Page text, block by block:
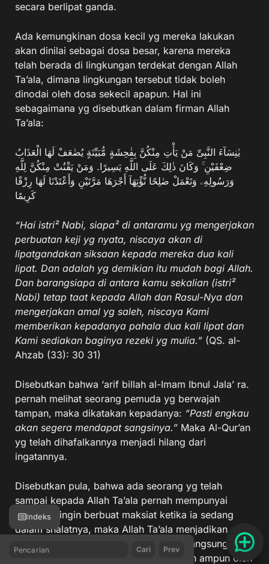
Cari Prev
secara berlipat ganda.
Ada kemungkinan dosa kecil yg mereka lakukan
akan dinilai sebagai dosa besar, karena mereka
telah berada di lingkungan terdekat dengan Allah
Ta’ala, dimana lingkungan tersebut tidak boleh
dinodai oleh dosa sekecil apapun. Hal ini
sebagaimana yg disebutkan dalam firman Allah
Ta’ala:
يٰنِسَآءَ النَّبِىِّ مَنْ يَأْتِ مِنْكُنَّ بِفٰحِشَةٍ مُّبَيِّنَةٍ يُضٰعَفْ لَهَا الْعَذَابُ
ضِعْفَيْنِ ۚ وَكَانَ ذٰلِكَ عَلَى اللَّهِ يَسِيرًا. وَمَنْ يَقْنُتْ مِنْكُنَّ لِلَّهِ
وَرَسُولِهِۦ وَتَعْمَلْ صٰلِحًا نُّؤْتِهَآ أَجْرَهَا مَرَّتَيْنِ وَأَعْتَدْنَا لَهَا رِزْقًا
كَرِيمًا
“Hai istri² Nabi, siapa² di antaramu yg mengerjakan
perbuatan keji yg nyata, niscaya akan di
lipatgandakan siksaan kepada mereka dua kali
lipat. Dan adalah yg demikian itu mudah bagi Allah.
Dan barangsiapa di antara kamu sekalian (istri²
Nabi) tetap taat kepada Allah dan Rasul-Nya dan
mengerjakan amal yg saleh, niscaya Kami
memberikan kepadanya pahala dua kali lipat dan
Kami sediakan baginya rezeki yg mulia.” (QS. al-
Ahzab (33): 30 31)
Disebutkan bahwa ‘arif billah al-Imam Ibnul Jala’ ra.
pernah melihat seorang pemuda yg berwajah
tampan, maka dikatakan kepadanya: “Pasti engkau
akan segera mendapat sangsinya.” Maka Al-Qur’an
yg telah dihafalkannya menjadi hilang dari
ingatannya.
Disebutkan pula, bahwa ada seorang yg telah
sampai kepada Allah Ta’ala pernah mempunyai
perasaan ingin berbuat maksiat ketika ia sedang
dalam shalatnya, maka Allah Ta’ala menjadikan
hitam seluruh tubuhnya dan hal itu berlangsung
cukup lama sampai setelah dimohonkan ampun oleh
Indeks